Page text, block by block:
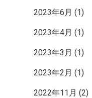
2023年6月 (1)
2023年4月 (1)
2023年3月 (1)
2023年2月 (1)
2022年11月 (2)